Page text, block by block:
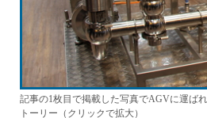
記事の1枚目で掲載した写真でAGVに運ば
トーリー（クリックで拡大）